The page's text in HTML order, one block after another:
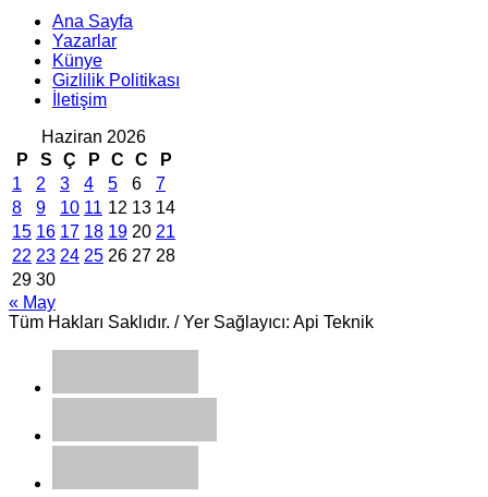
Ana Sayfa
Yazarlar
Künye
Gizlilik Politikası
İletişim
Haziran 2026
P
S Ç P C C
P
1
2 3 4 5 6
7
8
9 10 11 12 13 14
15 16 17 18 19 20 21
22 23 24 25 26 27 28
29 30
« May
Tüm Hakları Saklıdır. / Yer Sağlayıcı: Api Teknik